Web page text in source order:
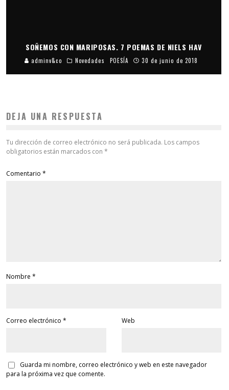
SOÑEMOS CON MARIPOSAS. 7 POEMAS DE NIELS HAV
adminv&co Novedades POESÍA 30 de junio de 2018
DEJA UNA RESPUESTA
Tu dirección de correo electrónico no será publicada. Los campos
obligatorios están marcados con *
Comentario *
Nombre *
Correo electrónico * Web
Guarda mi nombre, correo electrónico y web en este navegador
para la próxima vez que comente.